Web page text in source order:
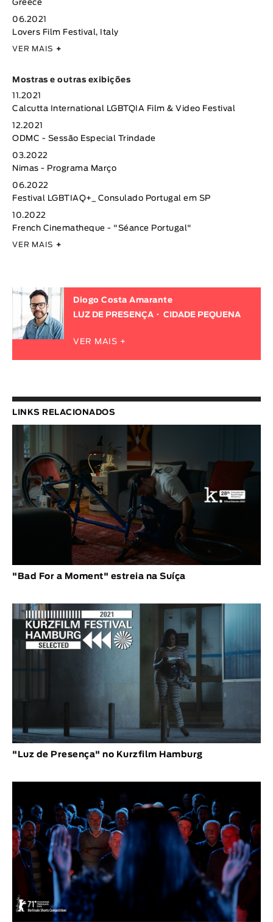
Greece
06.2021
Lovers Film Festival, Italy
VER MAIS +
Mostras e outras exibições
11.2021
Calcutta International LGBTQIA Film & Video Festival
12.2021
ODMC - Sessão Especial Trindade
03.2022
Nimas - Programa Março
06.2022
Festival LGBTIAQ+_ Consulado Portugal em SP
10.2022
French Cinematheque - "Séance Portugal"
VER MAIS +
Diogo Costa Amarante
LUZ DE PRESENÇA
CIDADE PEQUENA
VER MAIS +
LINKS RELACIONADOS
"Bad For a Moment" estreia na Suíça
"Luz de Presença" no Kurzfilm Hamburg